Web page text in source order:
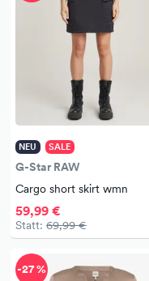
NEU SALE
G-Star RAW
Cargo short skirt wmn
59,99 €
Statt: 69,99 €
-27 %